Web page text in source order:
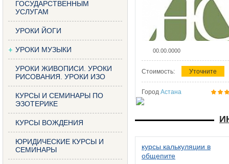
ГОСУДАРСТВЕННЫМ
УСЛУГАМ
УРОКИ ЙОГИ
УРОКИ МУЗЫКИ
УРОКИ ЖИВОПИСИ. УРОКИ
РИСОВАНИЯ. УРОКИ ИЗО
КУРСЫ И СЕМИНАРЫ ПО
ЭЗОТЕРИКЕ
КУРСЫ ВОЖДЕНИЯ
ЮРИДИЧЕСКИЕ КУРСЫ И
СЕМИНАРЫ
00.00.0000
Стоимость: Уточните
Город Астана
курсы калькуляции в
общепите